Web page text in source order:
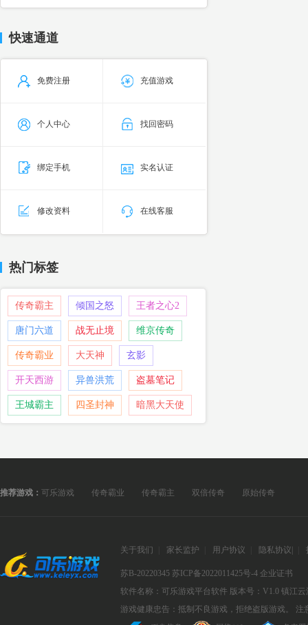
快速通道
免费注册 充值游戏
个人中心 找回密码
绑定手机 实名认证
修改资料 在线客服
热门标签
传奇霸主 倾国之怒 王者之心2
唐门六道 战无止境 维京传奇
传奇霸业 大天神 玄影
开天西游 异兽洪荒 盗墓笔记
王城霸主 四圣封神 暗黑大天使
推荐游戏： 可乐游戏 传奇霸业 传奇霸主 双倍传奇 原始传奇
关于我们 家长监护 用户协议 隐私协议
苏B-20220345 苏ICP备2022011425号-4 企业证书
软件名称：可乐游戏平台软件 版本号：V1.0 镇江云
游戏健康忠告：抵制不良游戏，拒绝盗版游戏。